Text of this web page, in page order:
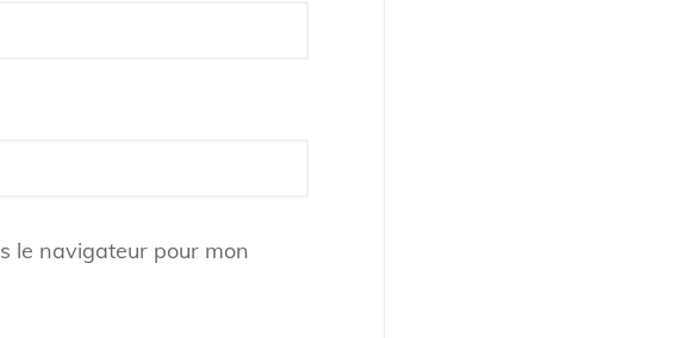
le navigateur pour mon